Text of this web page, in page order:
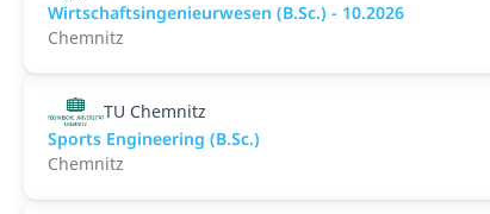
Wirtschaftsingenieurwesen (B.Sc.) - 10.2026
Chemnitz
TU Chemnitz
Sports Engineering (B.Sc.)
Chemnitz